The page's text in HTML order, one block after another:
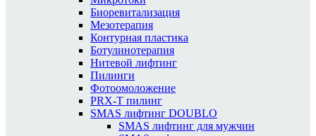
Биоревитализация
Мезотерапия
Контурная пластика
Ботулинотерапия
Нитевой лифтинг
Пилинги
Фотоомоложение
PRX-T пилинг
SMAS лифтинг DOUBLO
SMAS лифтинг для мужчин